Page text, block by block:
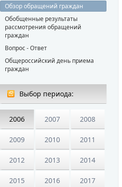
Обзор обращений граждан
Обобщенные результаты
рассмотрения обращений
граждан
Вопрос - Ответ
Общероссийский день приема
граждан
Выбор периода:
2006 2007 2008
2009 2010 2011
2012 2013 2014
2015 2016 2017